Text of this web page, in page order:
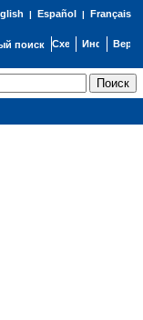
| Español | Français
поиск